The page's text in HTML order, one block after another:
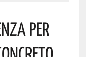
Per